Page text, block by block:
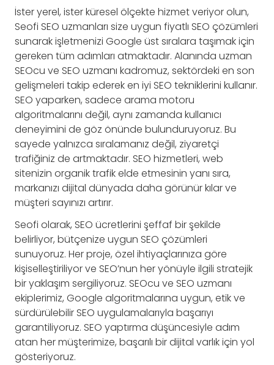
İster yerel, ister küresel ölçekte hizmet veriyor olun,
Seofi SEO uzmanları size uygun fiyatlı SEO çözümleri
sunarak işletmenizi Google üst sıralara taşımak için
gereken tüm adımları atmaktadır. Alanında uzman
SEOcu ve SEO uzmanı kadromuz, sektördeki en son
gelişmeleri takip ederek en iyi SEO tekniklerini kullanır.
SEO yaparken, sadece arama motoru
algoritmalarını değil, aynı zamanda kullanıcı
deneyimini de göz önünde bulunduruyoruz. Bu
sayede yalnızca sıralamanız değil, ziyaretçi
trafiğiniz de artmaktadır. SEO hizmetleri, web
sitenizin organik trafik elde etmesinin yanı sıra,
markanızı dijital dünyada daha görünür kılar ve
müşteri sayınızı artırır.
Seofi olarak, SEO ücretlerini şeffaf bir şekilde
belirliyor, bütçenize uygun SEO çözümleri
sunuyoruz. Her proje, özel ihtiyaçlarınıza göre
kişiselleştiriliyor ve SEO’nun her yönüyle ilgili stratejik
bir yaklaşım sergiliyoruz. SEOcu ve SEO uzmanı
ekiplerimiz, Google algoritmalarına uygun, etik ve
sürdürülebilir SEO uygulamalarıyla başarıyı
garantiliyoruz. SEO yaptırma düşüncesiyle adım
atan her müşterimize, başarılı bir dijital varlık için yol
gösteriyoruz.